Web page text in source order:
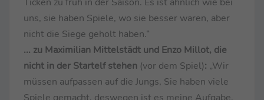
uns, sie haben Spiele, wo sie besser waren, aber
nicht die Siege geholt haben.“
... zu Maximilian Mittelstädt und Enzo Millot, die
nicht in der Startelf stehen (vor dem Spiel): „Wir
müssen aufpassen auf die Jungs, Sie haben viele